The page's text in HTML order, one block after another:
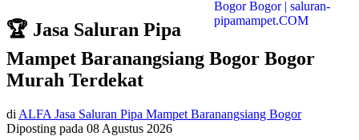
🏆 Jasa Saluran Pipa
Mampet Baranangsiang Bogor Bogor
Murah Terdekat
di ALFA Jasa Saluran Pipa Mampet Baranangsiang Bogor
Diposting pada 08 Agustus 2026